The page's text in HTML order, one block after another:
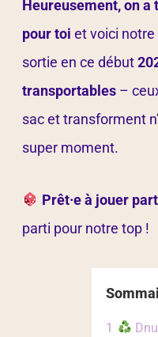
Heureusement, on a
pour toi et voici
sortie en ce début
transportables –
sac et transforment
super moment.
Prêt·e à jouer
parti pour notre top !
1